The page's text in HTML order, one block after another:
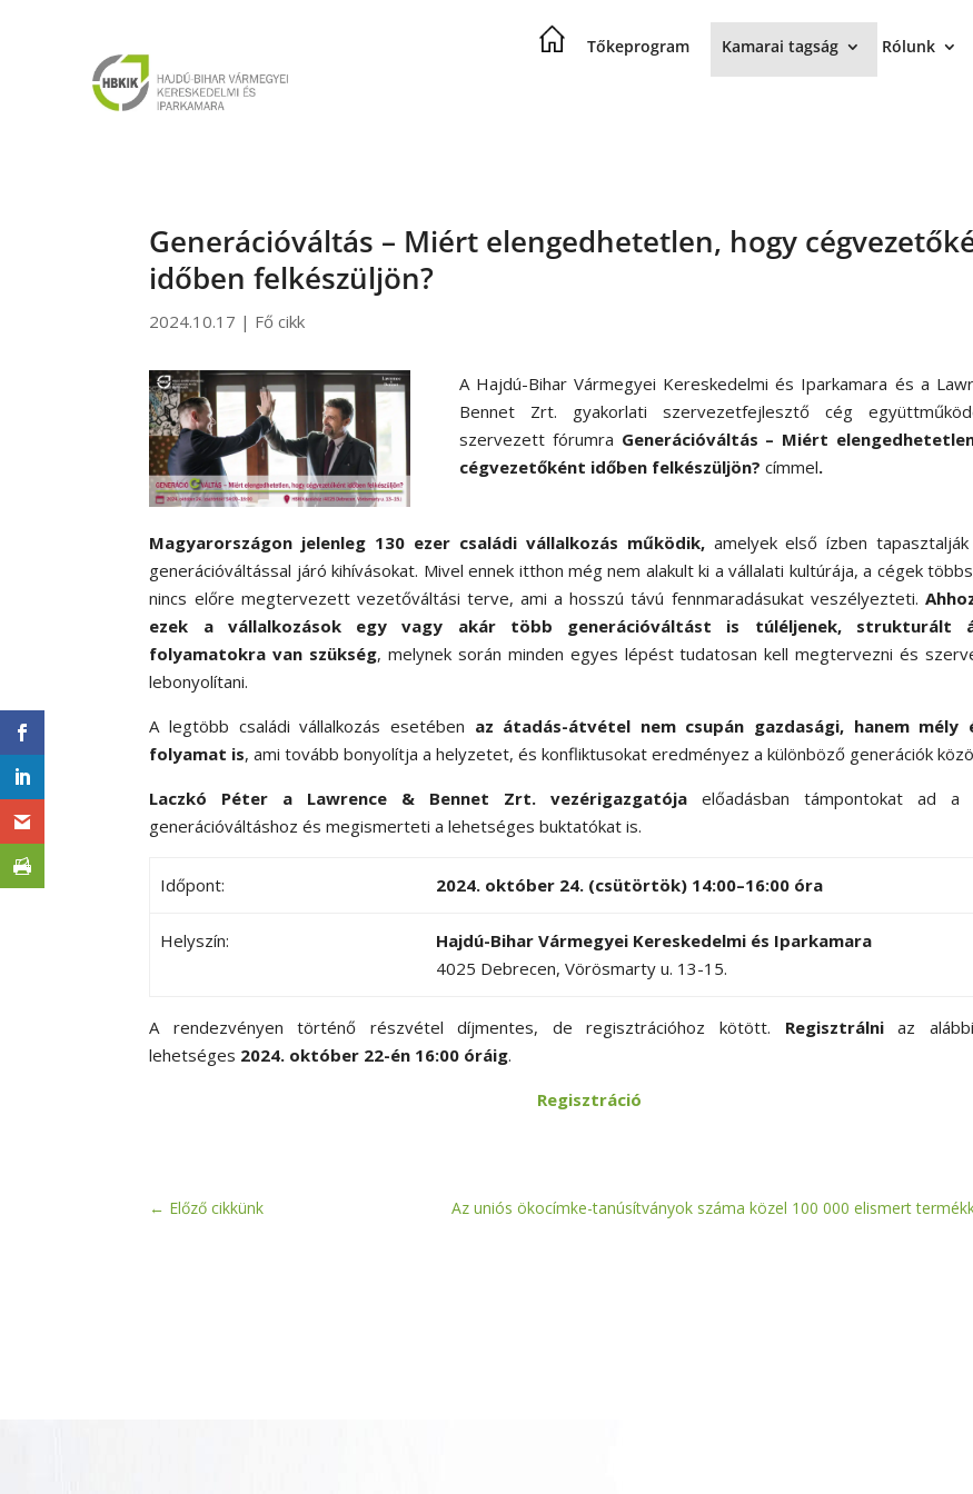
Tőkeprogram Kamarai tagság Rólunk
Generációváltás – Miért elengedhetetlen, hogy
időben felkészüljön?
2024.10.17 | Fő cikk
A Hajdú-Bihar Vármegyei Kereskedelmi és Iparkamara és a
Bennet Zrt. gyakorlati szervezetfejlesztő cég
szervezett fórumra Generációváltás – Miért
cégvezetőként időben felkészüljön? címmel.
Magyarországon jelenleg 130 ezer családi vállalkozás működik, amelyek első ízben
generációváltással járó kihívásokat. Mivel ennek itthon még nem alakult ki a vállalati kultúrája, a cégek
nincs előre megtervezett vezetőváltási terve, ami a hosszú távú fennmaradásukat veszélyezteti.
ezek a vállalkozások egy vagy akár több generációváltást is túléljenek, strukturált
folyamatokra van szükség, melynek során minden egyes lépést tudatosan kell megtervezni és
lebonyolítani.
A legtöbb családi vállalkozás esetében az átadás-átvétel nem csupán gazdasági, hanem mély
folyamat is, ami tovább bonyolítja a helyzetet, és konfliktusokat eredményez a különböző generációk
Laczkó Péter a
Lawrence & Bennet Zrt. vezérigazgatója
előadásban támpontokat ad a
generációváltáshoz és megismerteti a lehetséges buktatókat is.
Időpont: 2024. október 24. (csütörtök) 14:00–16:00 óra
Helyszín:
Hajdú-Bihar Vármegyei Kereskedelmi és Iparkamara
4025 Debrecen, Vörösmarty u. 13-15.
A rendezvényen történő részvétel díjmentes, de regisztrációhoz kötött. Regisztrálni
az
lehetséges 2024. október 22-én 16:00 óráig.
Regisztráció
← Előző cikkünk Az uniós ökocímke-tanúsítványok száma közel 100 000 elismert